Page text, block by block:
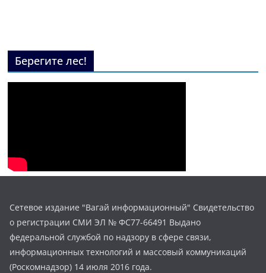
Берегите лес!
Сетевое издание "Вагай информационный" Свидетельство
о регистрации СМИ ЭЛ № ФС77-66491 Выдано
федеральной службой по надзору в сфере связи,
информационных технологий и массовый коммуникаций
(Роскомнадзор) 14 июля 2016 года.